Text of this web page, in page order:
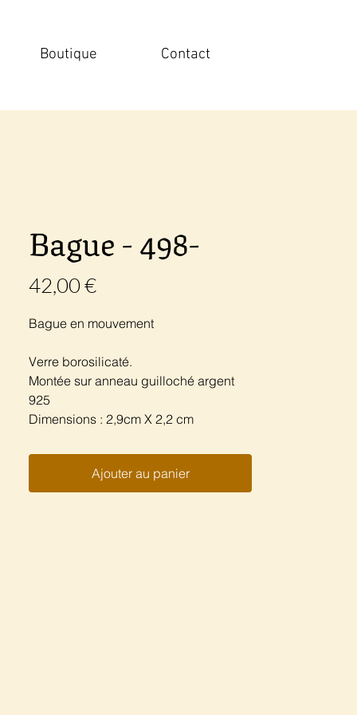
Boutique Contact
Bague - 498-
42,00 €Prix
Bague en mouvement
Verre borosilicaté.
Montée sur anneau guilloché argent
925
Dimensions : 2,9cm X 2,2 cm
Ajouter au panier